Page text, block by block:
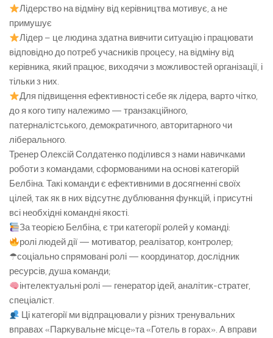
Лідерство на відміну від керівництва мотивує, а не
примушує
Лідер – це людина здатна вивчити ситуацію і працювати
відповідно до потреб учасників процесу, на відміну від
керівника, який працює, виходячи з можливостей організації, і
тільки з них.
Для підвищення ефективності себе як лідера, варто чітко,
до я кого типу належимо — транзакційного,
патерналістського, демократичного, авторитарного чи
ліберального.
Тренер Олексій Солдатенко поділився з нами навичками
роботи з командами, сформованими на основі категорій
Белбіна. Такі команди є ефективними в досягненні своїх
цілей, так як в них відсутнє дублювання функцій, і присутні
всі необхідні командні якості.
За теорією Белбіна, є три категорії ролей у команді:
ролі людей дії — мотиватор, реалізатор, контролер;
☂соціально спрямовані ролі — координатор, дослідник
ресурсів, душа команди;
інтелектуальні ролі — генератор ідей, аналітик-стратег,
спеціаліст.
Ці категорії ми відпрацювали у різних тренувальних
вправах «Паркувальне місце»та «Готель в горах». А вправи